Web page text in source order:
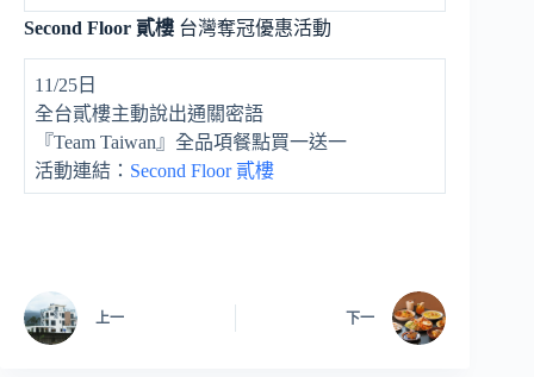
Second Floor 貳樓 台灣奪冠優惠活動
11/25日
全台貳樓主動說出通關密語
『Team Taiwan』全品項餐點買一送一
活動連結： Second Floor 貳樓
上一 下一